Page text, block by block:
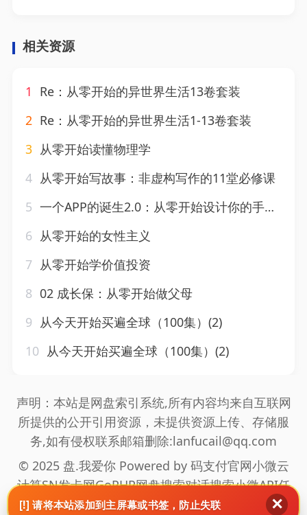
相关资源
1
Re：从零开始的异世界生活13卷套装
2 Re：从零开始的异世界生活1-13卷套装
3 从零开始读懂物理学
4 从零开始写故事：非虚构写作的11堂必修课
5 一个APP的诞生2.0：从零开始设计你的手机应用
6 从零开始的女性主义
7 从零开始学价值投资
8 02 成长保：从零开始做父母
9 从今天开始买遍全球（100集）(2)
10 从今天开始买遍全球（100集）(2)
声明：本站是网盘索引系统,所有内容均来自互联网
所提供的公开引用资源，未提供资源上传、存储服
务,如有侵权联系邮箱删除:lanfucail@qq.com
© 2025 盘.我爱你 Powered by 码支付官网小微云
计算SN发卡网GoPHP网盘搜索对话搜索小微API任
推邦拉新海通盟拉新真爱旅舍 网站地图
[!] 请将本站添加到主屏幕或书签，防止失联 ✕